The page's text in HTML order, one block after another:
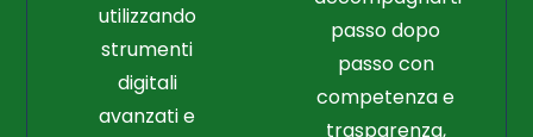
utilizzando
strumenti
digitali
avanzati e
passo dopo
passo con
competenza e
trasparenza,